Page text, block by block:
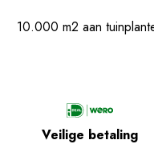
10.000 m2 aan
Veilige betaling